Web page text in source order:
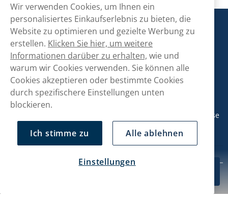
CHF 45.00
Snusmarkt
Kontaktiere uns!
hallo@snusmarkt.ch
+410800561053
Mo/Di: 08:30-17 Uhr (Pause 12-13) Mi/Do: 10:30-19 Uhr (Pause
14-15) Fr: 09-17 Uhr (Pause 12-13)
Wir verwenden Cookies, um Ihnen ein
personalisiertes Einkaufserlebnis zu bieten, die
Website zu optimieren und gezielte Werbung zu
erstellen. Klicken Sie hier, um weitere
Informationen darüber zu erhalten, wie und
warum wir Cookies verwenden. Sie können alle
Cookies akzeptieren oder bestimmte Cookies
durch spezifischere Einstellungen unten
blockieren.
Ich stimme zu Alle ablehnen
Einstellungen